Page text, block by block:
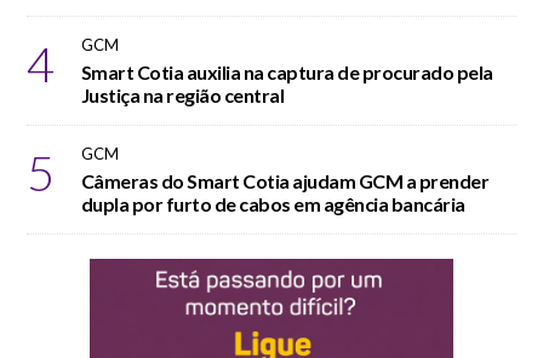
4 GCM
Smart Cotia auxilia na captura de procurado pela
Justiça na região central
5 GCM
Câmeras do Smart Cotia ajudam GCM a prender
dupla por furto de cabos em agência bancária